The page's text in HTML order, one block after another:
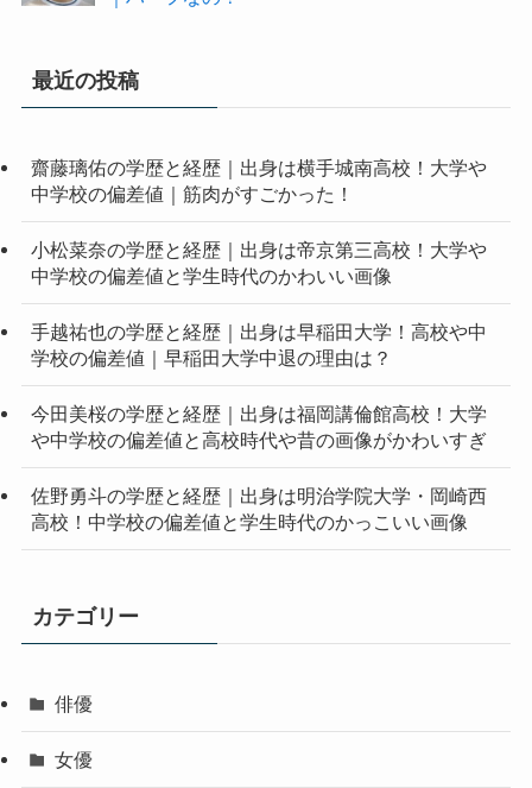
最近の投稿
齋藤璃佑の学歴と経歴｜出身は横手城南高校！大学や
中学校の偏差値｜筋肉がすごかった！
小松菜奈の学歴と経歴｜出身は帝京第三高校！大学や
中学校の偏差値と学生時代のかわいい画像
手越祐也の学歴と経歴｜出身は早稲田大学！高校や中
学校の偏差値｜早稲田大学中退の理由は？
今田美桜の学歴と経歴｜出身は福岡講倫館高校！大学
や中学校の偏差値と高校時代や昔の画像がかわいすぎ
佐野勇斗の学歴と経歴｜出身は明治学院大学・岡崎西
高校！中学校の偏差値と学生時代のかっこいい画像
カテゴリー
俳優
女優